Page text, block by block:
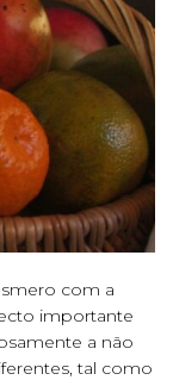
com a
importante
a não
tal como